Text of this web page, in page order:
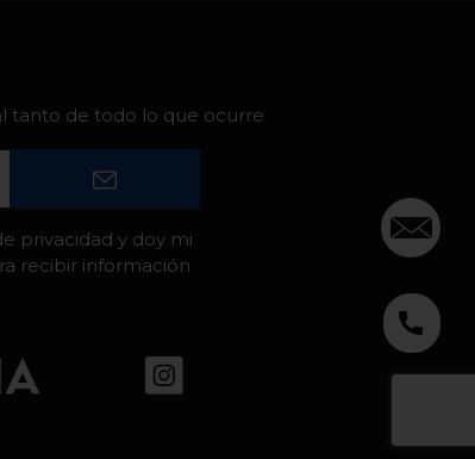
tanto de todo lo que ocurre
privacidad y doy mi
recibir información